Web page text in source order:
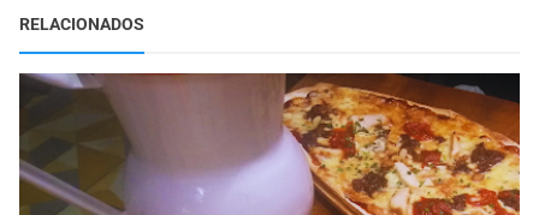
RELACIONADOS